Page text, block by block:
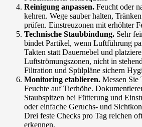
Reinigung anpassen. Feucht oder
kehren. Wege sauber halten,
prüfen. Einstreuzonen mit erhöhter
Technische Staubbindung. Sehr
bindet Partikel, wenn Luftführung
Takten statt Dauernebel und
Luftströmungszonen, nicht in
Filtration und Spülpläne sichern
Monitoring etablieren. Messen Sie
Feuchte auf Tierhöhe.
Staubspitzen bei Fütterung und
oder einfache Geruchs- und
Drei feste Checks pro Tag reichen
erkennen.